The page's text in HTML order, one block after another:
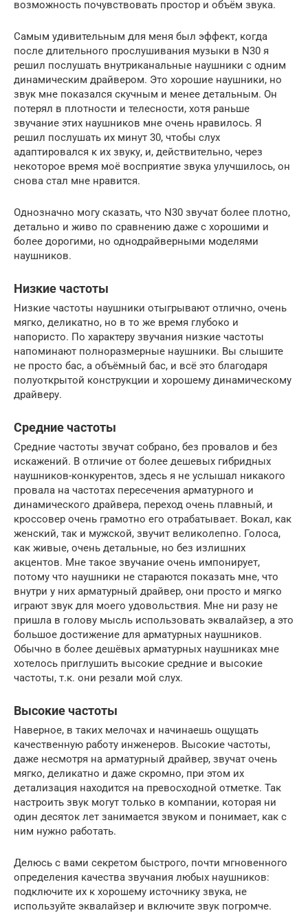
возможность почувствовать простор и объём звука.
Самым удивительным для меня был эффект, когда
после длительного прослушивания музыки в N30 я
решил послушать внутриканальные наушники с одним
динамическим драйвером. Это хорошие наушники, но
звук мне показался скучным и менее детальным. Он
потерял в плотности и телесности, хотя раньше
звучание этих наушников мне очень нравилось. Я
решил послушать их минут 30, чтобы слух
адаптировался к их звуку, и, действительно, через
некоторое время моё восприятие звука улучшилось, он
снова стал мне нравится.
Однозначно могу сказать, что N30 звучат более плотно,
детально и живо по сравнению даже с хорошими и
более дорогими, но однодрайверными моделями
наушников.
Низкие частоты
Низкие частоты наушники отыгрывают отлично, очень
мягко, деликатно, но в то же время глубоко и
напористо. По характеру звучания низкие частоты
напоминают полноразмерные наушники. Вы слышите
не просто бас, а объёмный бас, и всё это благодаря
полуоткрытой конструкции и хорошему динамическому
драйверу.
Средние частоты
Средние частоты звучат собрано, без провалов и без
искажений. В отличие от более дешевых гибридных
наушников-конкурентов, здесь я не услышал никакого
провала на частотах пересечения арматурного и
динамического драйвера, переход очень плавный, и
кроссовер очень грамотно его отрабатывает. Вокал, как
женский, так и мужской, звучит великолепно. Голоса,
как живые, очень детальные, но без излишних
акцентов. Мне такое звучание очень импонирует,
потому что наушники не стараются показать мне, что
внутри у них арматурный драйвер, они просто и мягко
играют звук для моего удовольствия. Мне ни разу не
пришла в голову мысль использовать эквалайзер, а это
большое достижение для арматурных наушников.
Обычно в более дешёвых арматурных наушниках мне
хотелось приглушить высокие средние и высокие
частоты, т.к. они резали мой слух.
Высокие частоты
Наверное, в таких мелочах и начинаешь ощущать
качественную работу инженеров. Высокие частоты,
даже несмотря на арматурный драйвер, звучат очень
мягко, деликатно и даже скромно, при этом их
детализация находится на превосходной отметке. Так
настроить звук могут только в компании, которая ни
один десяток лет занимается звуком и понимает, как с
ним нужно работать.
Делюсь с вами секретом быстрого, почти мгновенного
определения качества звучания любых наушников:
подключите их к хорошему источнику звука, не
используйте эквалайзер и включите звук погромче.